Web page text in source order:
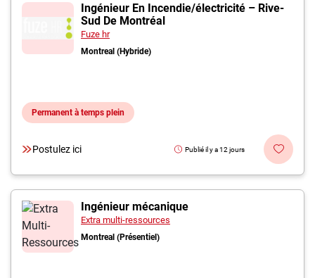
Inscrivez-vous à l'infolettre
Employeurs
Ingénieur En Incendie/électricité – Rive-
Sud De Montréal
Fuze hr
Montreal (Hybride)
Permanent à temps plein
Postulez ici Publié il y a 12 jours
Ingénieur mécanique
Extra multi-ressources
Montreal (Présentiel)